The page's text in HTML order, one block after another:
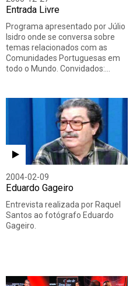
Entrada Livre
Programa apresentado por Júlio
Isidro onde se conversa sobre
temas relacionados com as
Comunidades Portuguesas em
todo o Mundo. Convidados:…
2004-02-09
Eduardo Gageiro
Entrevista realizada por Raquel
Santos ao fotógrafo Eduardo
Gageiro.